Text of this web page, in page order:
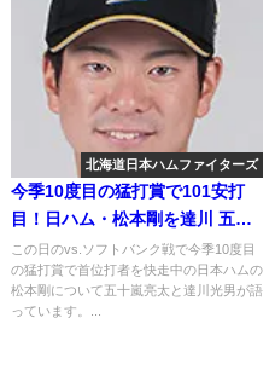
北海道日本ハムファイターズ
今季10度目の猛打賞で101安打
目！日ハム・松本剛を達川 五十
嵐が語る
この日のvs.ソフトバンク戦で今季10度目
の猛打賞で首位打者を快走中の日本ハムの
松本剛について五十嵐亮太と達川光男が語
っています。...